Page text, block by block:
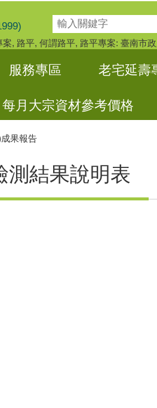
搜尋
案 路平 何謂路平 路平專案: 臺南市
服務專區 老宅延壽
每月大宗資材參考價格
果報告
測結果說明表